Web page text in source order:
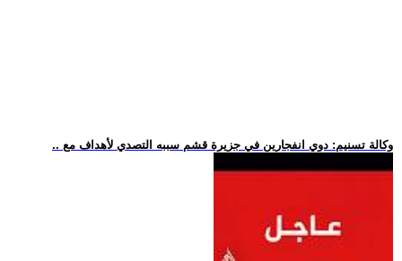
.. وكالة تسنيم: دوي انفجارين في جزيرة قشم سببه التصدي لأهداف مع